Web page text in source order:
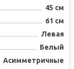
45 см
61 см
Левая
Белый
Асимметричные